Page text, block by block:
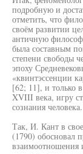
подробную и
отметить, что
своём развитии
античную
была составным
степени свободы
эпоху
«квинтэссенции
[62; 11], и только
XVIII века, игру
сознания человека.
Так, И. Кант в
(1790) обосновал
взаимоотношения